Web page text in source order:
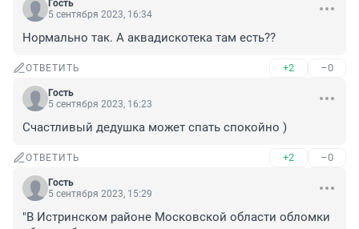
Гость
5 сентября 2023, 16:34
Нормально так. А аквадискотека там есть??
ОТВЕТИТЬ +2 –0
Гость
5 сентября 2023, 16:23
Счастливый дедушка может спать спокойно )
ОТВЕТИТЬ +2 –0
Гость
5 сентября 2023, 15:29
"В Истринском районе Московской области обломки